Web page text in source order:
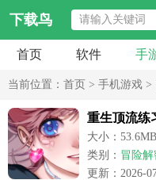
下载鸟
首页 软件 手
当前位置： 首页 > 手机游戏 >
重生顶流练
大小：53.6MB
类别： 冒险解
更新：2026-